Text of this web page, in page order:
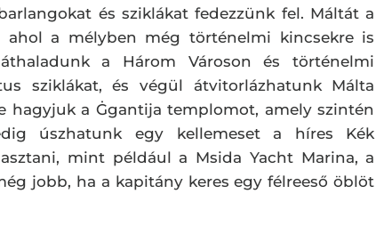
és sziklákat fedezzünk fel. Máltát a
a mélyben még történelmi kincsekre is
a Három Városon és történelmi
sziklákat, és végül átvitorlázhatunk Málta
hagyjuk a Ġgantija templomot, amely szintén
úszhatunk egy kellemeset a híres Kék
mint például a Msida Yacht Marina, a
jobb, ha a kapitány keres egy félreeső öblöt